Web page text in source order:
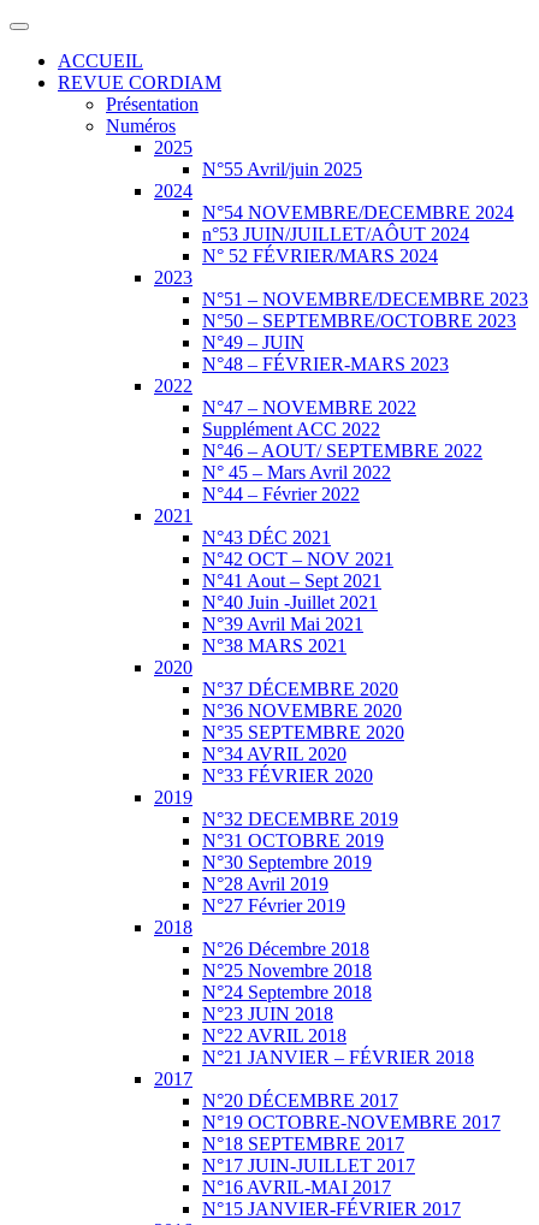
ACCUEIL
REVUE CORDIAM
Présentation
Numéros
2025
N°55 Avril/juin 2025
2024
N°54 NOVEMBRE/DECEMBRE 2024
n°53 JUIN/JUILLET/AÔUT 2024
N° 52 FÉVRIER/MARS 2024
2023
N°51 – NOVEMBRE/DECEMBRE 2023
N°50 – SEPTEMBRE/OCTOBRE 2023
N°49 – JUIN
N°48 – FÉVRIER-MARS 2023
2022
N°47 – NOVEMBRE 2022
Supplément ACC 2022
N°46 – AOUT/ SEPTEMBRE 2022
N° 45 – Mars Avril 2022
N°44 – Février 2022
2021
N°43 DÉC 2021
N°42 OCT – NOV 2021
N°41 Aout – Sept 2021
N°40 Juin -Juillet 2021
N°39 Avril Mai 2021
N°38 MARS 2021
2020
N°37 DÉCEMBRE 2020
N°36 NOVEMBRE 2020
N°35 SEPTEMBRE 2020
N°34 AVRIL 2020
N°33 FÉVRIER 2020
2019
N°32 DECEMBRE 2019
N°31 OCTOBRE 2019
N°30 Septembre 2019
N°28 Avril 2019
N°27 Février 2019
2018
N°26 Décembre 2018
N°25 Novembre 2018
N°24 Septembre 2018
N°23 JUIN 2018
N°22 AVRIL 2018
N°21 JANVIER – FÉVRIER 2018
2017
N°20 DÉCEMBRE 2017
N°19 OCTOBRE-NOVEMBRE 2017
N°18 SEPTEMBRE 2017
N°17 JUIN-JUILLET 2017
N°16 AVRIL-MAI 2017
N°15 JANVIER-FÉVRIER 2017